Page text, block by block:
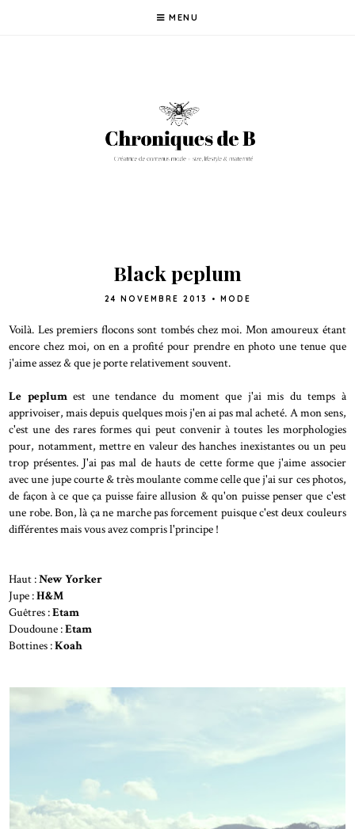
MENU
Black peplum
24 NOVEMBRE 2013 • MODE
Voilà. Les premiers flocons sont tombés chez moi. Mon amoureux étant
encore chez moi, on en a profité pour prendre en photo une tenue que
j'aime assez & que je porte relativement souvent.
Le peplumest une tendance du moment que j'ai mis du temps à
apprivoiser, mais depuis quelques mois j'en ai pas mal acheté. A mon sens,
c'est une des rares formes qui peut convenir à toutes les morphologies
pour, notamment, mettre en valeur des hanches inexistantes ou un peu
trop présentes. J'ai pas mal de hauts de cette forme que j'aime associer
avec une jupe courte & très moulante comme celle que j'ai sur ces photos,
de façon à ce que ça puisse faire allusion & qu'on puisse penser que c'est
une robe. Bon, là ça ne marche pas forcement puisque c'est deux couleurs
différentes mais vous avez compris l'principe !
Haut :New Yorker
Jupe :H&M
Guêtres :Etam
Doudoune :Etam
Bottines :Koah